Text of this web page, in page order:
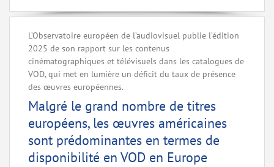
L’Observatoire européen de l’audiovisuel publie l’édition
2025 de son rapport sur les contenus
cinématographiques et télévisuels dans les catalogues de
VOD, qui met en lumière un déficit du taux de présence
des œuvres européennes.
Malgré le grand nombre de titres
européens, les œuvres américaines
sont prédominantes en termes de
disponibilité en VOD en Europe